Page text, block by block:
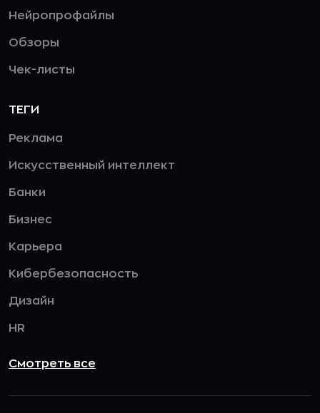
Нейропрофайлы
Обзоры
Чек-листы
ТЕГИ
Реклама
Искусственный интеллект
Банки
Бизнес
Карьера
Кибербезопасность
Дизайн
HR
Смотреть все